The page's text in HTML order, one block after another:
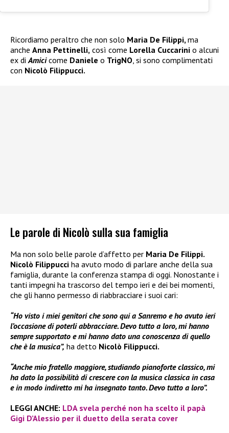
Ricordiamo peraltro che non solo Maria De Filippi,ma
anche Anna Pettinelli, così come Lorella Cuccarini o alcuni
ex diAmicicome Daniele o TrigNO, si sono complimentati
con Nicolò Filippucci.
Le parole di Nicolò sulla sua famiglia
Ma non solo belle parole d’affetto per Maria De Filippi.
Nicolò Filippucci ha avuto modo di parlare anche della sua
famiglia, durante la conferenza stampa di oggi. Nonostante i
tanti impegni ha trascorso del tempo ieri e dei bei momenti,
che gli hanno permesso di riabbracciare i suoi cari:
“Ho visto i miei genitori che sono qui a Sanremo e ho avuto ieri
l’occasione di poterli abbracciare. Devo tutto a loro, mi hanno
sempre supportato e mi hanno dato una conoscenza di quello
che è la musica”, ha detto Nicolò Filippucci.
“Anche mio fratello maggiore, studiando pianoforte classico, mi
ha dato la possibilità di crescere con la musica classica in casa
e in modo indiretto mi ha insegnato tanto. Devo tutto a loro”.
LEGGI ANCHE: LDA svela perché non ha scelto il papà
Gigi D’Alessio per il duetto della serata cover